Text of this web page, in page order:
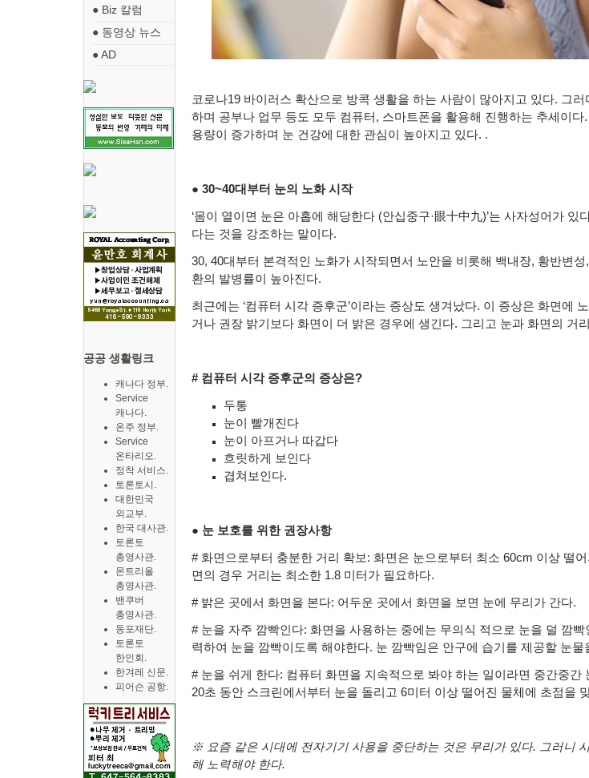
● Biz 칼럼
● 동영상 뉴스
● AD
공공 생활링크
캐나다 정부.
Service
캐나다.
온주 정부.
Service
온타리오.
정착 서비스.
토론토시.
대한민국
외교부.
한국 대사관.
토론토
총영사관.
몬트리올
총영사관.
밴쿠버
총영사관.
동포재단.
토론토
한인회.
한겨레 신문.
피어슨 공항.
코로나19 바이러스 확산으로 방콕 생활을 하는 사람이 많아지고 있다. 그러
하며 공부나 업무 등도 모두 컴퓨터 , 스마트폰을 활용해 진행하는 추세이다.
용량이 증가하며 눈 건강에 대한 관심이 높아지고 있다. .
● 30~40대부터 눈의 노화 시작
‘몸이 열이면 눈은 아홉에 해당한다 (안십중구·眼十中九)’는 사자성어가 있
다는 것을 강조하는 말이다.
30, 40대부터 본격적인 노화가 시작되면서 노안을 비롯해 백내장, 황반변성,
환의 발병률이 높아진다.
최근에는 ‘컴퓨터 시각 증후군’이라는 증상도 생겨났다. 이 증상은 화면에
거나 권장 밝기보다 화면이 더 밝은 경우에 생긴다. 그리고 눈과 화면의 거
# 컴퓨터 시각 증후군의 증상은?
두통
눈이 빨개진다
눈이 아프거나 따갑다
흐릿하게 보인다
겹쳐보인다.
● 눈 보호를 위한 권장사항
# 화면으로부터 충분한 거리 확보: 화면은 눈으로부터 최소 60cm 이상 떨
면의 경우 거리는 최소한 1.8 미터가 필요하다.
# 밝은 곳에서 화면을 본다: 어두운 곳에서 화면을 보면 눈에 무리가 간다.
# 눈을 자주 깜빡인다: 화면을 사용하는 중에는 무의식 적으로 눈을 덜 깜빡
력하여 눈을 깜빡이도록 해야한다. 눈 깜빡임은 안구에 습기를 제공할 눈물
# 눈을 쉬게 한다: 컴퓨터 화면을 지속적으로 봐야 하는 일이라면 중간중간
20초 동안 스크린에서부터 눈을 돌리고 6미터 이상 떨어진 물체에 초점을
※ 요즘 같은 시대에 전자기기 사용을 중단하는 것은 무리가 있다. 그러니
해 노력해야 한다.